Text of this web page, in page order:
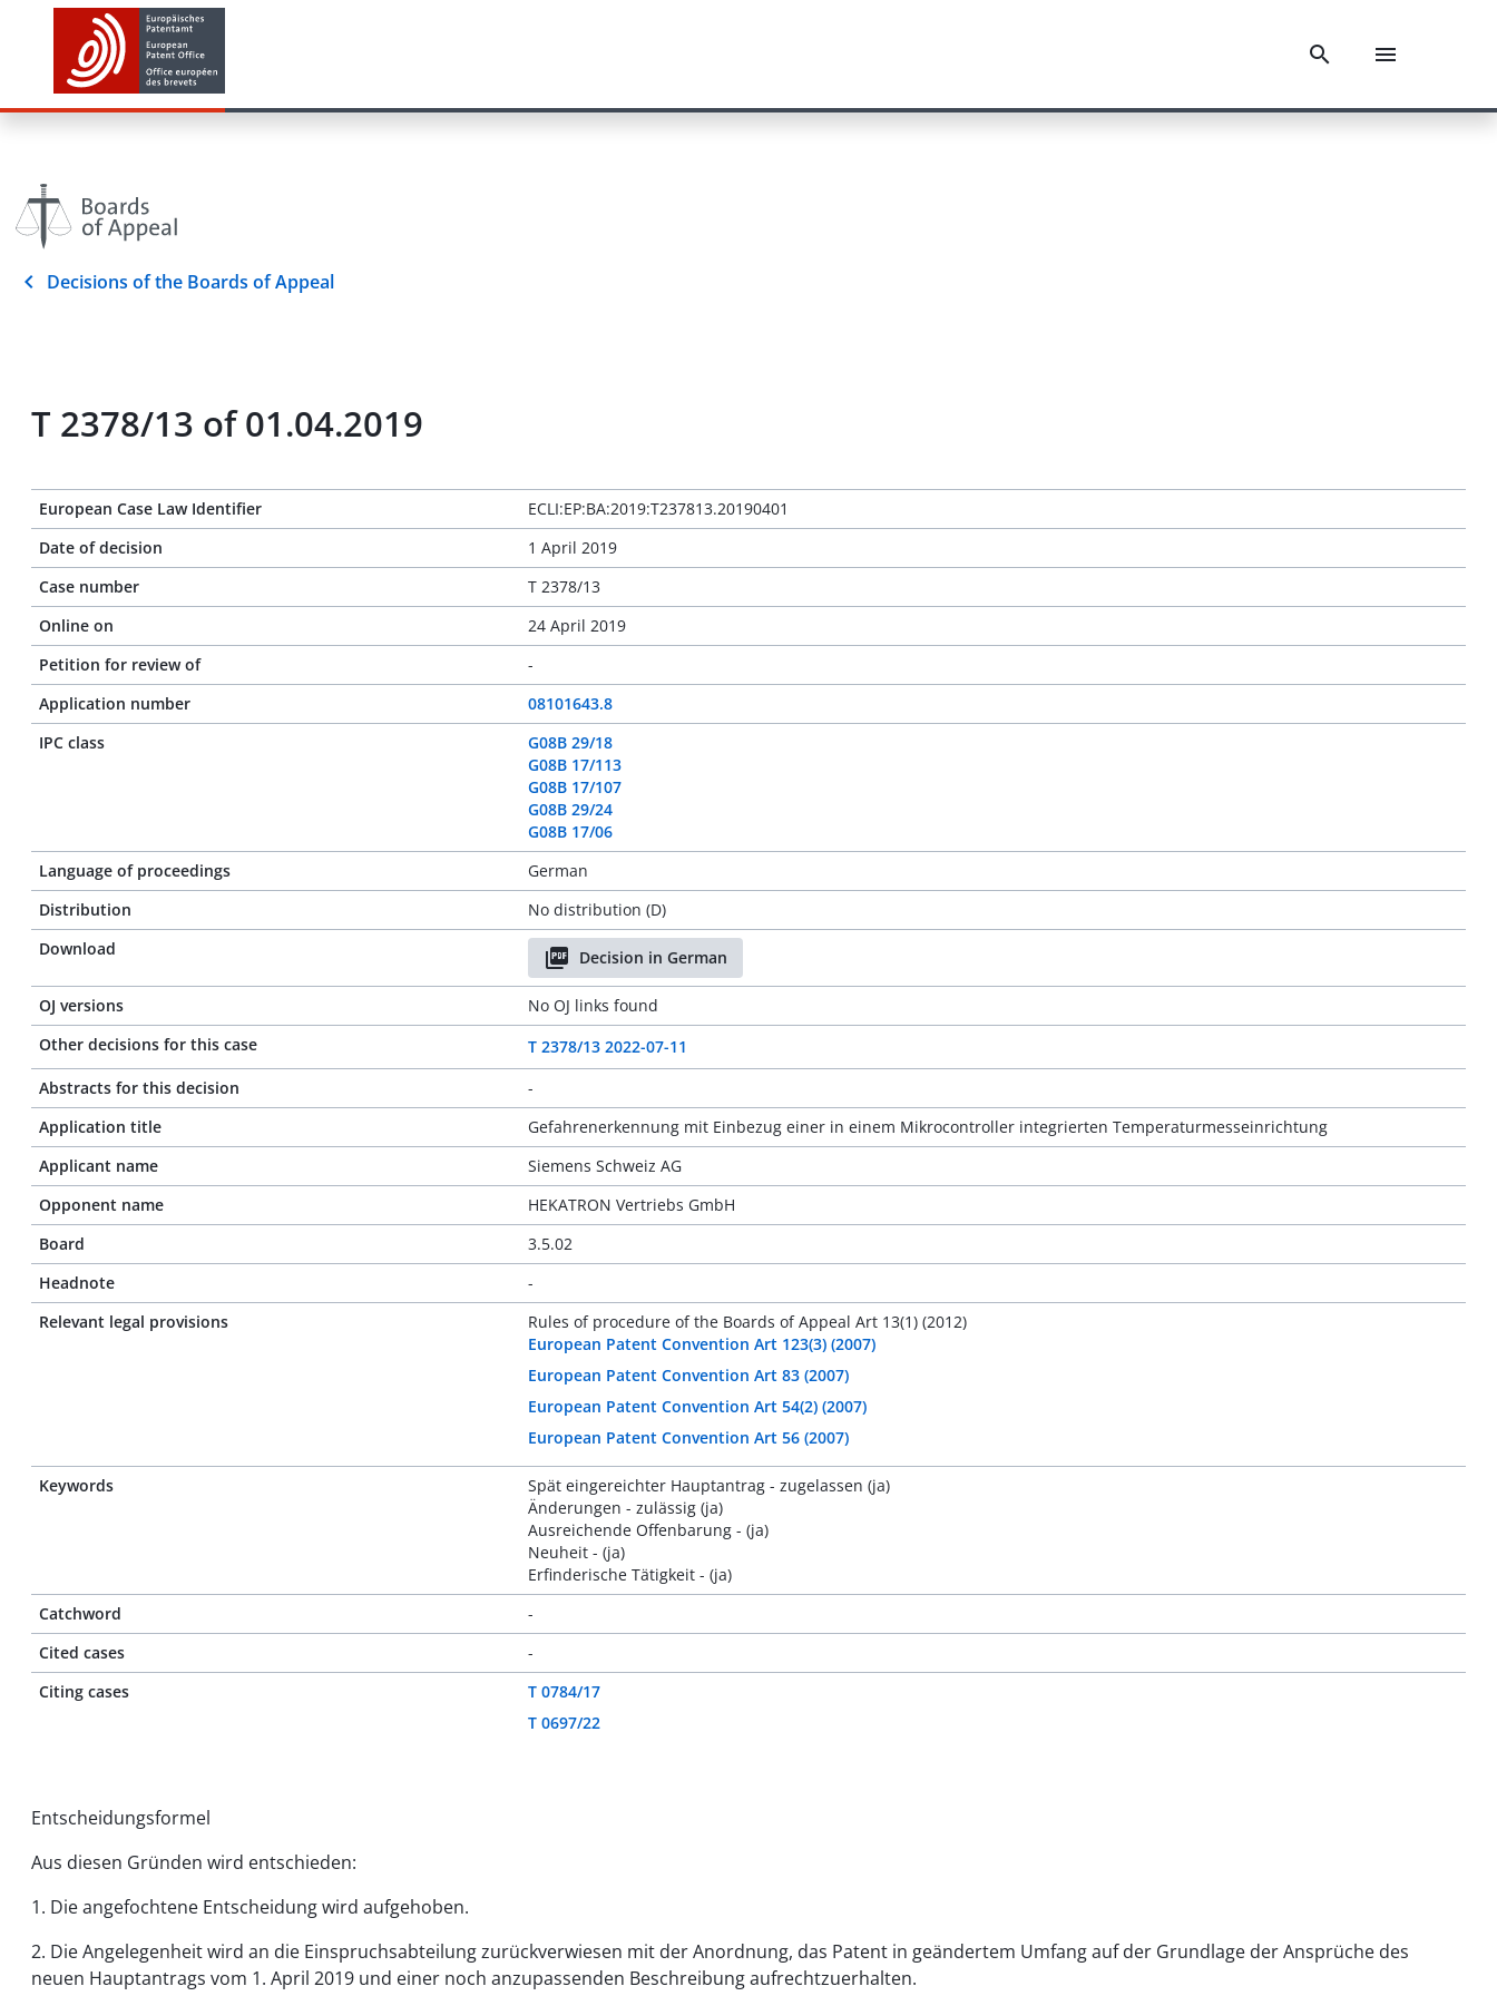
Decisions of the Boards of Appeal
T 2378/13 of 01.04.2019
European Case Law Identifier
ECLI:EP:BA:2019:T237813.20190401
Date of decision
1 April 2019
Case number
T 2378/13
Online on
24 April 2019
Petition for review of
-
Application number
08101643.8
IPC class
G08B 29/18
G08B 17/113
G08B 17/107
G08B 29/24
G08B 17/06
Language of proceedings
German
Distribution
No distribution (D)
Download
Decision in German
OJ versions
No OJ links found
Other decisions for this case
T 2378/13 2022-07-11
Abstracts for this decision
-
Application title
Gefahrenerkennung mit Einbezug einer in einem Mikrocontroller integrierten Temperaturmesseinrichtung
Applicant name
Siemens Schweiz AG
Opponent name
HEKATRON Vertriebs GmbH
Board
3.5.02
Headnote
-
Relevant legal provisions
Rules of procedure of the Boards of Appeal Art 13(1) (2012)
European Patent Convention Art 123(3) (2007)
European Patent Convention Art 83 (2007)
European Patent Convention Art 54(2) (2007)
European Patent Convention Art 56 (2007)
Keywords
Spät eingereichter Hauptantrag - zugelassen (ja)
Änderungen - zulässig (ja)
Ausreichende Offenbarung - (ja)
Neuheit - (ja)
Erfinderische Tätigkeit - (ja)
Catchword
-
Cited cases
-
Citing cases
T 0784/17
T 0697/22
Entscheidungsformel
Aus diesen Gründen wird entschieden:
1. Die angefochtene Entscheidung wird aufgehoben.
2. Die Angelegenheit wird an die Einspruchsabteilung zurückverwiesen mit der Anordnung, das Patent in geändertem Umfang auf der Grundlage der Ansprüche des
neuen Hauptantrags vom 1. April 2019 und einer noch anzupassenden Beschreibung aufrechtzuerhalten.